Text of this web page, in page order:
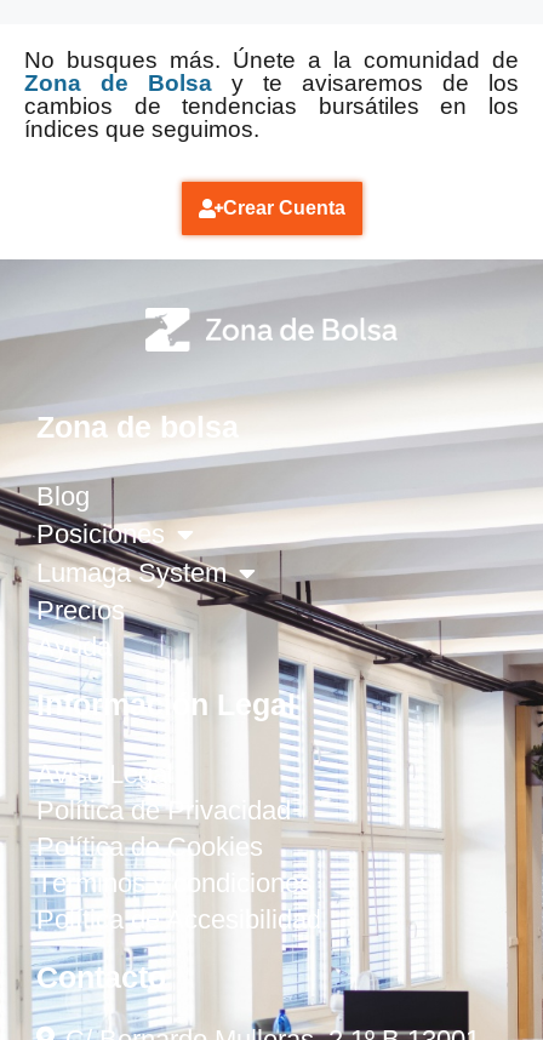
No busques más. Únete a la comunidad de
Zona de Bolsa y te avisaremos de los
cambios de tendencias bursátiles en los
índices que seguimos.
Crear Cuenta
Zona de bolsa
Blog
Posiciones
Lumaga System
Precios
Ayuda
Información Legal
Aviso Legal
Política de Privacidad
Política de Cookies
Términos y condiciones
Política de Accesibilidad
Contacto